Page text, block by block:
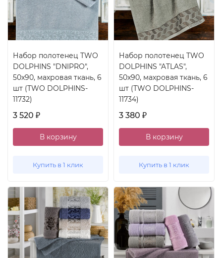
Набор полотенец TWO
DOLPHINS "DNIPRO",
50x90, махровая ткань, 6
шт (TWO DOLPHINS-
11732)
3 520 ₽
В корзину
Купить в 1 клик
Набор полотенец TWO
DOLPHINS "ATLAS",
50x90, махровая ткань, 6
шт (TWO DOLPHINS-
11734)
3 380 ₽
В корзину
Купить в 1 клик